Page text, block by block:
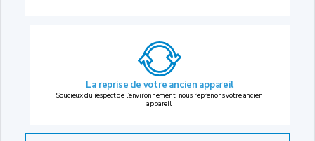
La reprise de votre ancien appareil
Soucieux du respect de l’environnement, nous reprenons votre ancien
appareil.